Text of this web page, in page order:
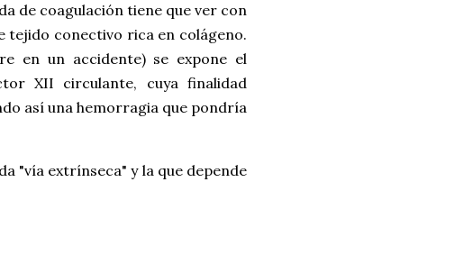
de coagulación tiene que ver con
tejido conectivo rica en colágeno.
en un accidente) se expone el
XII circulante, cuya finalidad
así una hemorragia que pondría
"vía extrínseca" y la que depende